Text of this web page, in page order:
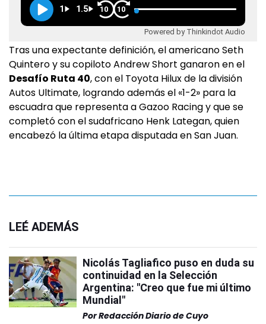
1 1.5 10 10
Powered by Thinkindot Audio
Tras una expectante definición, el americano Seth
Quintero y su copiloto Andrew Short ganaron en el
Desafío Ruta 40, con el Toyota Hilux de la división
Autos Ultimate, logrando además el «1-2» para la
escuadra que representa a Gazoo Racing y que se
completó con el sudafricano Henk Lategan, quien
encabezó la última etapa disputada en San Juan.
LEÉ ADEMÁS
Nicolás Tagliafico puso en duda su
continuidad en la Selección
Argentina: "Creo que fue mi último
Mundial"
PorRedacción Diario de Cuyo